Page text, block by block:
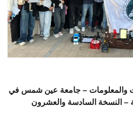
والمعلومات – جامعة عين شمس في
– النسخة السادسة والعشرون